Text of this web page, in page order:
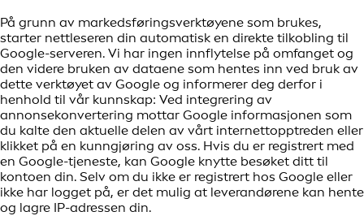
På grunn av markedsføringsverktøyene som brukes,
starter nettleseren din automatisk en direkte tilkobling til
Google-serveren. Vi har ingen innflytelse på omfanget og
den videre bruken av dataene som hentes inn ved bruk av
dette verktøyet av Google og informerer deg derfor i
henhold til vår kunnskap: Ved integrering av
annonsekonvertering mottar Google informasjonen som
du kalte den aktuelle delen av vårt internettopptreden eller
klikket på en kunngjøring av oss. Hvis du er registrert med
en Google-tjeneste, kan Google knytte besøket ditt til
kontoen din. Selv om du ikke er registrert hos Google eller
ikke har logget på, er det mulig at leverandørene kan hente
og lagre IP-adressen din.